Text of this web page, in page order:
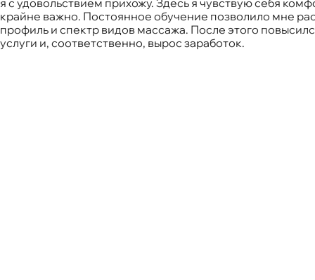
я с удовольствием прихожу. Здесь я чувствую себя
крайне важно. Постоянное обучение позволило мне
профиль и спектр видов массажа. После этого
услуги и, соответственно, вырос заработок.